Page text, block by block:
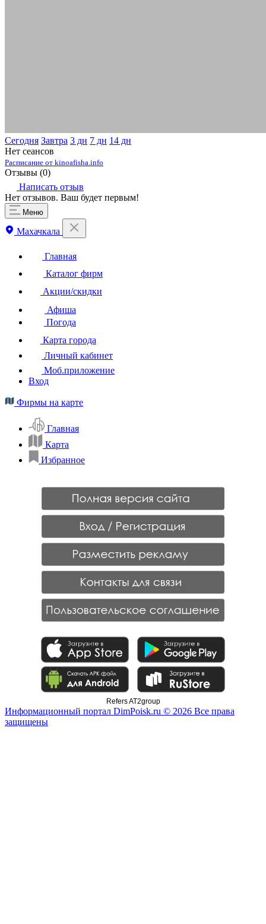
Сегодня Завтра 3 дн 7 дн 14 дн
Нет сеансов
Расписание от kinoafisha.info
Отзывы (0)
Написать отзыв
Нет отзывов. Ваш будет первым!
Меню
Махачкала
Главная
Каталог фирм
Акции/скидки
Афиша
Погода
Карта города
Личный кабинет
Моб.приложение
Вход
Фирмы на карте
Главная
Карта
Избранное
Refers AT2group
Информационный портал DimPoisk.ru © 2026 Все права
защищены